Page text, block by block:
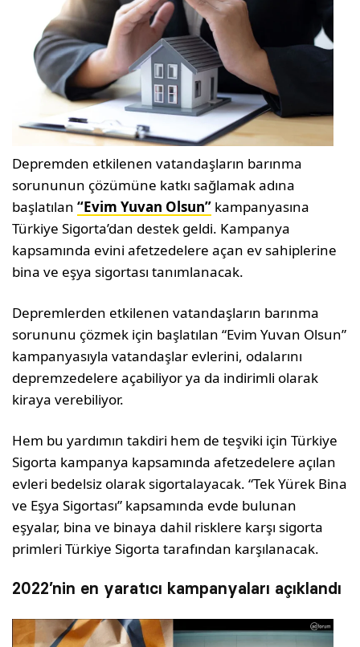
Depremden etkilenen vatandaşların barınma
sorununun çözümüne katkı sağlamak adına
başlatılan“Evim Yuvan Olsun” kampanyasına
Türkiye Sigorta’dan destek geldi. Kampanya
kapsamında evini afetzedelere açan ev sahiplerine
bina ve eşya sigortası tanımlanacak.
Depremlerden etkilenen vatandaşların barınma
sorununu çözmek için başlatılan “Evim Yuvan Olsun”
kampanyasıyla vatandaşlar evlerini, odalarını
depremzedelere açabiliyor ya da indirimli olarak
kiraya verebiliyor.
Hem bu yardımın takdiri hem de teşviki için Türkiye
Sigorta kampanya kapsamında afetzedelere açılan
evleri bedelsiz olarak sigortalayacak. “Tek Yürek Bina
ve Eşya Sigortası” kapsamında evde bulunan
eşyalar, bina ve binaya dahil risklere karşı sigorta
primleri Türkiye Sigorta tarafından karşılanacak.
2022’nin en yaratıcı kampanyaları açıklandı